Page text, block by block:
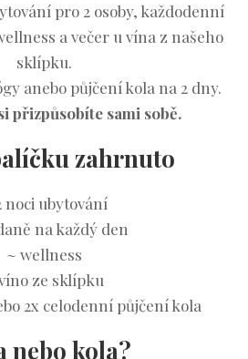
pro 2 osoby, každodenní
a večer u vína z našeho
sklípku.
anebo půjčení kola na 2 dny.
přizpůsobíte sami sobě.
zahrnuto
noci ubytování
na každý den
~ wellness
ze sklípku
2x celodenní půjčení kola
nebo kola?